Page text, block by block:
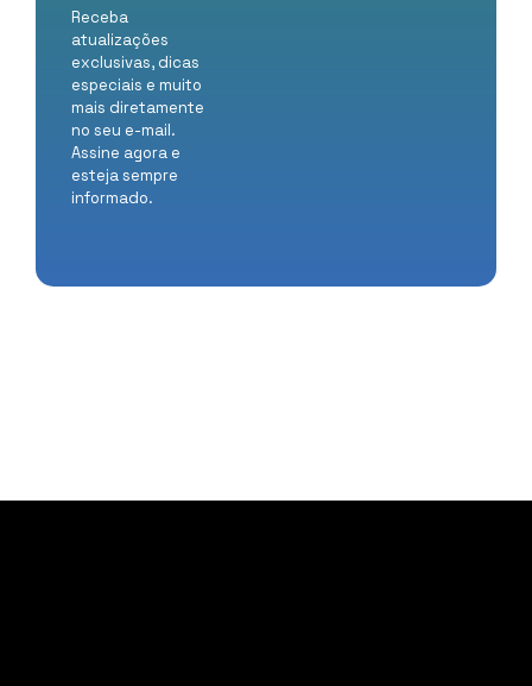
Receba
atualizações
exclusivas, dicas
especiais e muito
mais diretamente
no seu e-mail.
Assine agora e
esteja sempre
informado.